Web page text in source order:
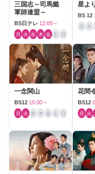
三国志～司馬懿
軍師連盟～
BS日テレ 12:00～
月 火 水 木 金 土 日
星よ
BS 12
月 火
一念関山
BS12 15:00～
月 火 水 木 金 土 日
花間
BS12
月 火